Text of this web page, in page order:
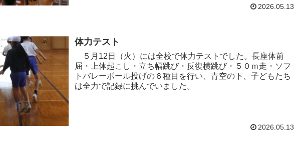
2026.05.13
体力テスト
５月12日（火）には全校で体力テストでした。長座体前
屈・上体起こし・立ち幅跳び・反復横跳び・５０ｍ走・ソフ
トバレーボール投げの６種目を行い、青空の下、子どもたち
は全力で記録に挑んでいました。
2026.05.13